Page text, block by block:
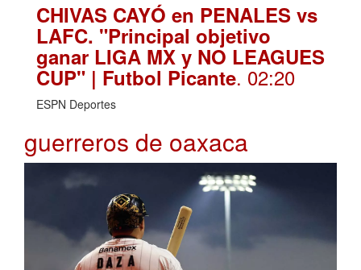
CHIVAS CAYÓ en PENALES vs
LAFC. "Principal objetivo
ganar LIGA MX y NO LEAGUES
CUP" | Futbol Picante. 02:20
ESPN Deportes
guerreros de oaxaca